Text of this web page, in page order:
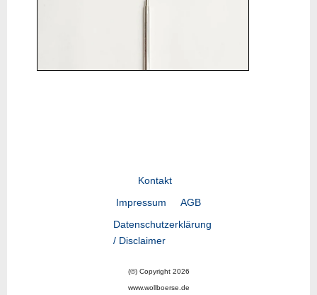
Kontakt
Impressum
AGB
Datenschutzerklärung
/ Disclaimer
(©) Copyright 2026
www.wollboerse.de